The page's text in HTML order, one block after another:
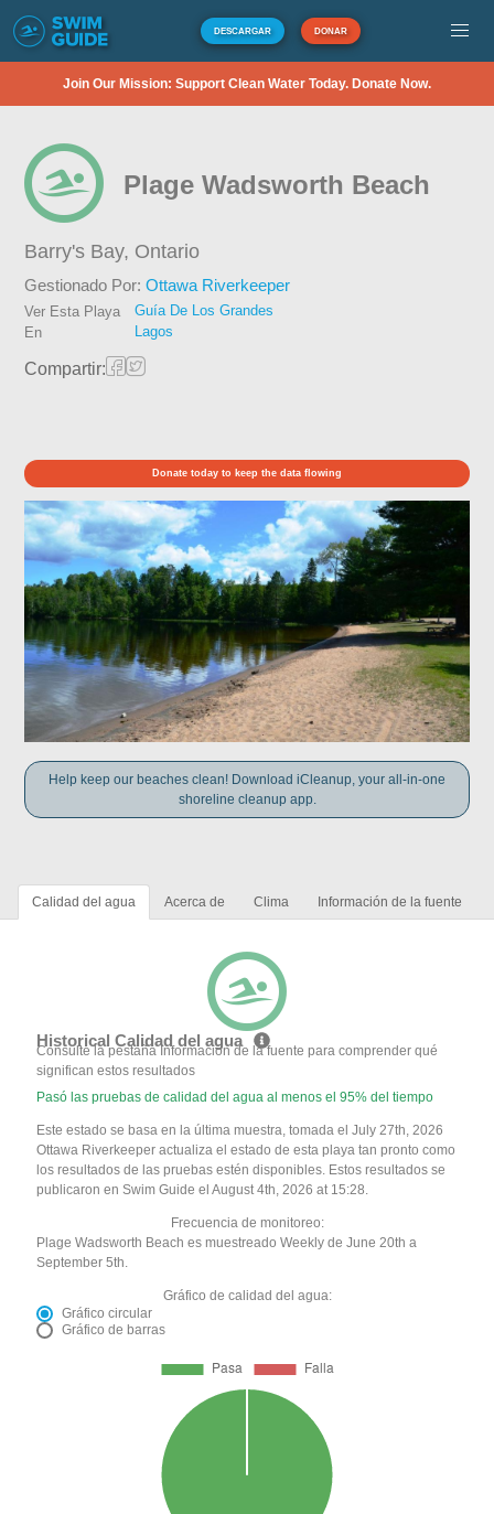
DESCARGAR DONAR
Join Our Mission: Support Clean Water Today. Donate Now.
Plage Wadsworth Beach
Barry's Bay, Ontario
Gestionado Por:Ottawa Riverkeeper
Ver Esta Playa
En
Guía De Los Grandes
Lagos
Compartir:
Donate today to keep the data flowing
Help keep our beaches clean! Download iCleanup, your all-in-one
shoreline cleanup app.
Calidad del agua Acerca de Clima Información de la fuente
Historical Calidad del agua
Consulte la pestaña Información de la fuente para comprender qué
significan estos resultados
Pasó las pruebas de calidad del agua al menos el 95% del tiempo
Este estado se basa en la última muestra, tomada el July 27th, 2026
Ottawa Riverkeeper actualiza el estado de esta playa tan pronto como
los resultados de las pruebas estén disponibles. Estos resultados se
publicaron en Swim Guide el August 4th, 2026 at 15:28.
Frecuencia de monitoreo:
Plage Wadsworth Beach es muestreado Weekly de June 20th a
September 5th.
Gráfico de calidad del agua:
Gráfico circular
Gráfico de barras